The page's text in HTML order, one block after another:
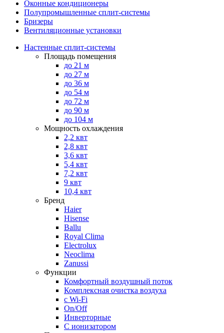
Оконные кондиционеры
Полупромышленные сплит-системы
Бризеры
Вентиляционные установки
Настенные сплит-системы
Площадь помещения
до 21 м
до 27 м
до 36 м
до 54 м
до 72 м
до 90 м
до 104 м
Мощность охлаждения
2,2 квт
2,8 квт
3,6 квт
5,4 квт
7,2 квт
9 квт
10,4 квт
Бренд
Haier
Hisense
Ballu
Royal Clima
Electrolux
Neoclima
Zanussi
Функции
Комфортный воздушный поток
Комплексная очистка воздуха
с Wi-Fi
On/Off
Инверторные
С ионизатором